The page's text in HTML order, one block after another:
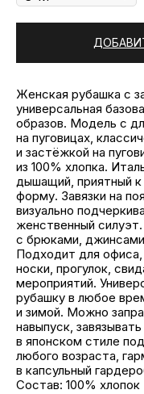
Женская рубашка с
универсальная
образов. Модель с
на пуговицах,
и застёжкой на
из 100% хлопка.
дышащий, приятный к
форму. Завязки на
визуально
женственный
с брюками,
Подходит для
носки, прогулок,
мероприятий.
рубашку в любое
и зимой. Можно
навыпуск,
в японском стиле
любого возраста,
в капсульный
Состав: 100% хлопок